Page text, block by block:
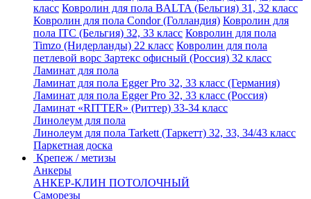
класс Ковролин для пола BALTA (Бельгия) 31, 32 класс
Ковролин для пола Condor (Голландия) Ковролин для
пола ITC (Бельгия) 32, 33 класс Ковролин для пола
Timzo (Нидерланды) 22 класс Ковролин для пола
петлевой ворс Зартекс офисный (Россия) 32 класс
Ламинат для пола
Ламинат для пола Egger Pro 32, 33 класс (Германия)
Ламинат для пола Egger Pro 32, 33 класс (Россия)
Ламинат «RITTER» (Риттер) 33-34 класс
Линолеум для пола
Линолеум для пола Tarkett (Таркетт) 32, 33, 34/43 класс
Паркетная доска
Крепеж / метизы
Анкеры
АНКЕР-КЛИН ПОТОЛОЧНЫЙ
Саморезы